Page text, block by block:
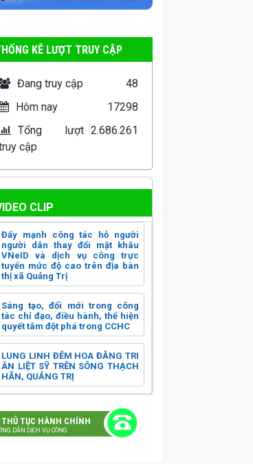
KÊ LƯỢT TRUY CẬP
Đang truy cập
48
Hôm nay
17298
Tổng lượt
cập
2.686.261
CLIP
Đẩy mạnh công tác hỗ người
người dân thay đổi mật khâu
VNeID và dịch vụ công trực
tuyến mức độ cao trên địa bàn
thị xã Quảng Trị
Sáng tạo, đổi mới trong công
tác chỉ đạo, điều hành, thể hiện
quyết tâm đột phá trong CCHC
LUNG LINH ĐÊM HOA ĐĂNG TRI
ÂN LIỆT SỸ TRÊN SÔNG THẠCH
HÃN, QUẢNG TRỊ
TỤC HÀNH CHÍNH
DẪN DỊCH VỤ CÔNG